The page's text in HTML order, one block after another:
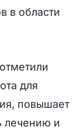
в области
для
повышает
лечению и